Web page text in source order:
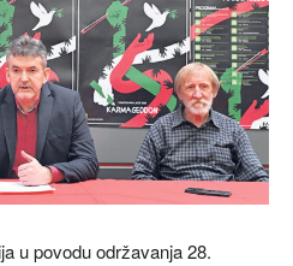
u povodu održavanja 28.